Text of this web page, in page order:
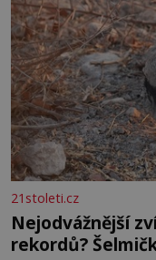
21stoleti.cz
Nejodvážnější
rekordů?